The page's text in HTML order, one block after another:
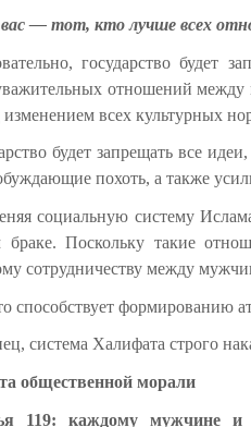
— тот, кто лучше всех
государство будет
отношений между
изменением всех культурных
будет запрещать все
похоть, а также
социальную систему
браке. Поскольку такие
сотрудничеству между
способствует формированию
система Халифата строго
общественной морали
119: каждому мужчине и